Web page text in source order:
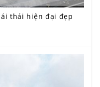
thái hiện đại đẹp